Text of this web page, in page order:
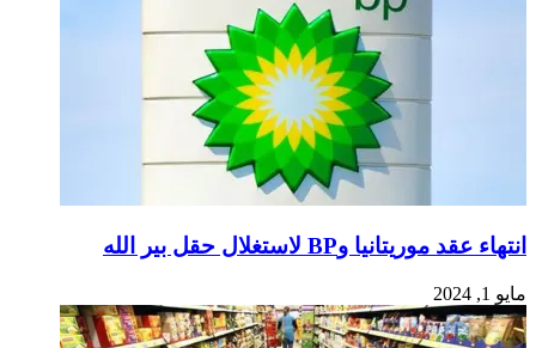
انتهاء عقد موريتانيا وBP لاستغلال حقل بير الله
مايو 1, 2024